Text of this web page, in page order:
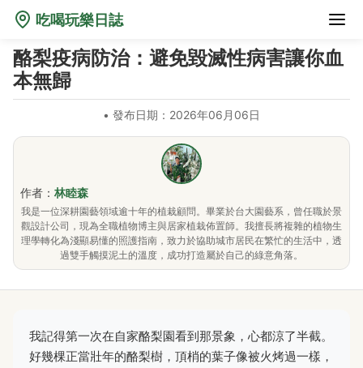
吃喝玩樂日誌
酪梨疫病防治：避免毀滅性病害讓你血
本無歸
• 發布日期：2026年06月06日
作者： 林睦森
我是一位深耕園藝領域逾十年的植栽顧問。畢業於台大園藝系，曾任職於景
觀設計公司，現為全職植物博主與居家植栽佈置師。我擅長將複雜的植物生
理學轉化為淺顯易懂的照護指南，致力於協助城市居民在繁忙的生活中，透
過雙手觸摸泥土的溫度，成功打造屬於自己的綠意角落。
我記得第一次在自家酪梨園看到那景象，心都涼了半截。
好幾棵正當壯年的酪梨樹，頂梢的葉子像被火烤過一樣，